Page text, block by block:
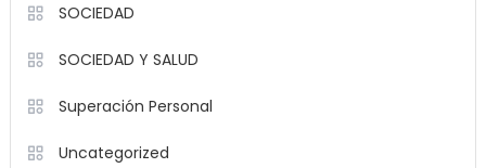
SOCIEDAD
SOCIEDAD Y SALUD
Superación Personal
Uncategorized